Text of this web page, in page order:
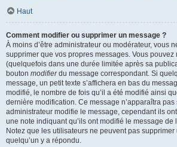
Haut
Comment modifier ou supprimer un message ?
À moins d’être administrateur ou modérateur, vous
supprimer que vos propres messages. Vous pouvez
(quelquefois dans une durée limitée après sa
bouton modifierdu message correspondant. Si
message, un petit texte s’affichera en bas du
modifié, le nombre de fois qu’il a été modifié ainsi
dernière modification. Ce message n’apparaîtra
administrateur modifie le message, cependant ils
une note indiquant qu’ils ont modifié le message de
Notez que les utilisateurs ne peuvent pas
quelqu’un y a répondu.